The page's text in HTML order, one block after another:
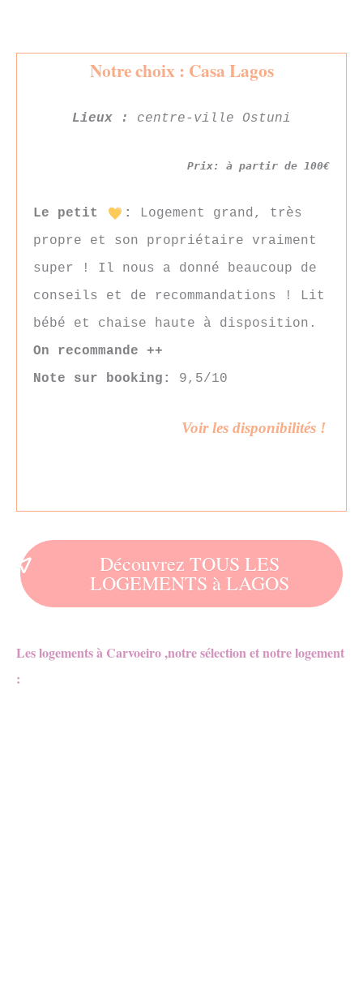
Notre choix : Casa Lagos
Lieux : centre-ville Ostuni
Prix: à partir de 100€
Le petit :
Logement grand, très
propre et son propriétaire vraiment
super ! Il nous a donné beaucoup de
conseils et de recommandations ! Lit
bébé et chaise haute à disposition.
On recommande ++
Note sur booking:
9,5/10
Voir les disponibilités !
Découvrez TOUS LES
LOGEMENTS à LAGOS
Les logements à Carvoeiro ,notresélection et notre logement
: